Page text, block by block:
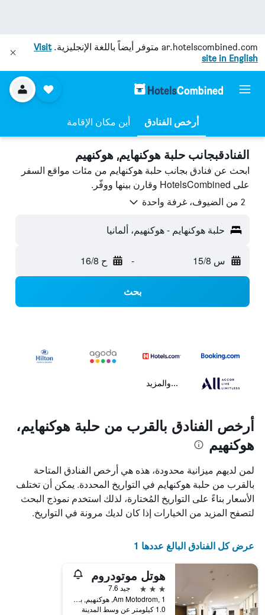
ar.hotelscombined.com متوفر أيضاً باللغة الإنجليزية.Visit
site in English
أرخص الفنادق أين مكان الإقامة
الفنادقبجانب حلبة هوكنهايم, هوكنهيم
ابحث عن فنادق بجانب حلبة هوكنهايم من مئات مواقع السفر
على HotelsCombined وقارن بينها ووفّر.
2 من الضيوف، غرفة واحدة
حلبة هوكنهايم - هوكنهيم، ألمانيا
س 15/8 - ح 16/8
بحث
...والمزيد
أرخص الفنادق بالقرب من حلبة هوكنهايم،
هوكنهيم
لمن لديهم ميزانية محدودة، هذه هي أرخص الفنادق المتاحة
بالقرب من حلبة هوكنهايم في التواريخ المحددة. يمكن أن تختلف
الأسعار بناءً على التواريخ المُختارة، لذلك استخدم نموذج البحث
لتصفح المزيد من الخيارات إذا كان لديك مرونة في التواريخ.
عرض كل الفنادق البالغ عددها 1
هوتل موتودروم
3 نجوم
جيد 7.6
Am Motodrom, 1, هوكنهيم, بادن - فورتمبيرغ, ألمانيا
1.0 كيلومتر عن وسط المدينة